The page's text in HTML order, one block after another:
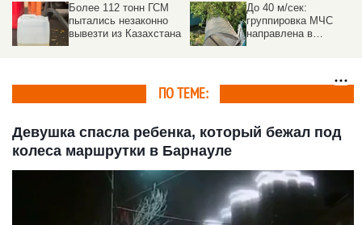
Более 112 тонн ГСМ
пытались незаконно
вывезти из Казахстана
До 40 м/сек:
группировка МЧС
направлена в
ПО ТЕМЕ:
Девушка спасла ребенка, который бежал под
колеса маршрутки в Барнауле